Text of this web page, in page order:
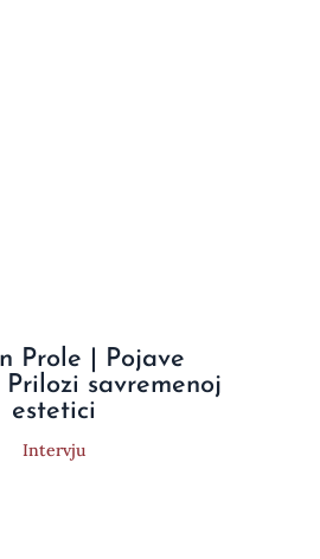
Prole | Pojave
Prilozi savremenoj
estetici
Intervju